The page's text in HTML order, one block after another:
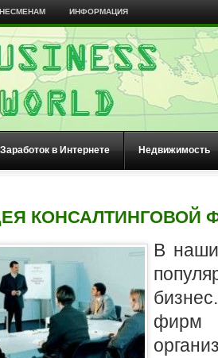
ИНФОРМАЦИЯ
Заработок в Интернете Недвижимость
КОНСАЛТИНГОВОЙ
В